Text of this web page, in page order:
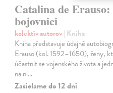
Catalina de
bojovnici
kolektív autorov| Kniha
Kniha představuje údajně
Erauso (kol. 1592–1650), ženy,
účastnit se vojenského života a
na ni…
Zasielame do 12 dní